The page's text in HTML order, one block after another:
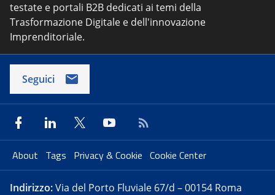
testate e portali B2B dedicati ai temi della
Trasformazione Digitale e dell'innovazione
Imprenditoriale.
Seguici
About Tags Privacy & Cookie Cookie Center
Indirizzo:Via del Porto Fluviale 67/d – 00154 Roma